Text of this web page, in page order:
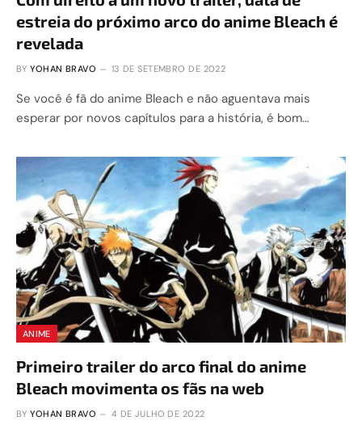
estreia do próximo arco do anime Bleach é
revelada
BY YOHAN BRAVO 13 DE SETEMBRO DE 2022
Se você é fã do anime Bleach e não aguentava mais
esperar por novos capítulos para a história, é bom…
ANIME
Primeiro trailer do arco final do anime
Bleach movimenta os fãs na web
BY YOHAN BRAVO 4 DE JULHO DE 2022